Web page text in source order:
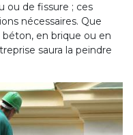
ou de fissure ; ces
nécessaires. Que
en brique ou en
saura la peindre